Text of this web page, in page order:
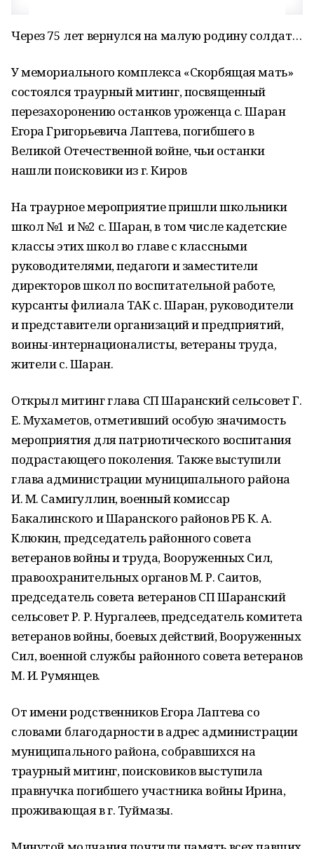
Через 75 лет вернулся на малую родину солдат…
У мемориального комплекса «Скорбящая мать»
состоялся траурный митинг, посвященный
перезахоронению останков уроженца с. Шаран
Егора Григорьевича Лаптева, погибшего в
Великой Отечественной войне, чьи останки
нашли поисковики из г. Киров
На траурное мероприятие пришли школьники
школ №1 и №2 с. Шаран, в том числе кадетские
классы этих школ во главе с классными
руководителями, педагоги и заместители
директоров школ по воспитательной работе,
курсанты филиала ТАК с. Шаран, руководители
и представители организаций и предприятий,
воины-интернационалисты, ветераны труда,
жители с. Шаран.
Открыл митинг глава СП Шаранский сельсовет Г.
Е. Мухаметов, отметивший особую значимость
мероприятия для патриотического воспитания
подрастающего поколения. Также выступили
глава администрации муниципального района
И. М. Самигуллин, военный комиссар
Бакалинского и Шаранского районов РБ К. А.
Клюкин, председатель районного совета
ветеранов войны и труда, Вооруженных Сил,
правоохранительных органов М. Р. Саитов,
председатель совета ветеранов СП Шаранский
сельсовет Р. Р. Нургалеев, председатель комитета
ветеранов войны, боевых действий, Вооруженных
Сил, военной службы районного совета ветеранов
М. И. Румянцев.
От имени родственников Егора Лаптева со
словами благодарности в адрес администрации
муниципального района, собравшихся на
траурный митинг, поисковиков выступила
правнучка погибшего участника войны Ирина,
проживающая в г. Туймазы.